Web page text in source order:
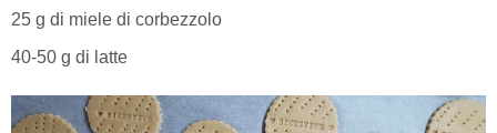
25 g di miele di corbezzolo
40-50 g di latte